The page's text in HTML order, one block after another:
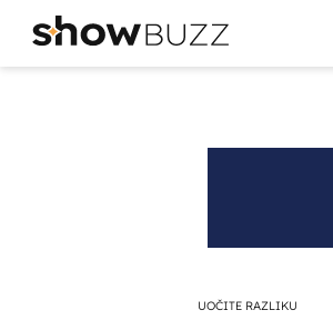
UOČITE RAZLIKU